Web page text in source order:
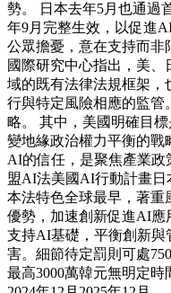
勢。 日本去年5月也通過
年9月完整生效，以促進
公眾擔憂，意在支持而非
國際研究中心指出，美
域的既有法律法規框架，
行與特定風險相應的監
略。 其中，美國明確目
變地緣政治權力平衡的戰
AI的信任，是聚焦產業
盟AI法美國AI行動計畫
本法特色全球最早，著
優勢，加速創新促進AI應
支持AI基礎，平衡創新
害。細節待定罰則可處
最高3000萬韓元無明定時